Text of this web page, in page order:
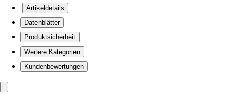
Artikeldetails
Datenblätter
Produktsicherheit
Weitere Kategorien
Kundenbewertungen